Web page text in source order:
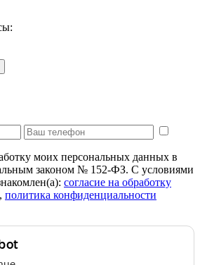
моих персональных данных в
законом № 152-ФЗ. С условиями
cогласие на обработку
, политика конфиденциальности